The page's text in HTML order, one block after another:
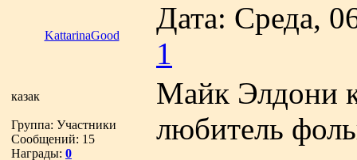
KattarinaGood
Дата: Среда,
1
казак
Группа: Участники
Сообщений: 15
Награды: 0
Майк Элдони
любитель